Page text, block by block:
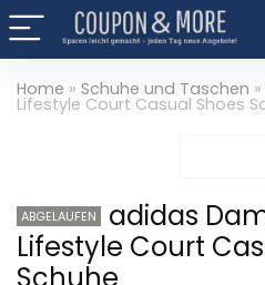
Home » Schuhe und Taschen »
Lifestyle Court Casual Shoes
ABGELAUFEN
adidas
Lifestyle Court